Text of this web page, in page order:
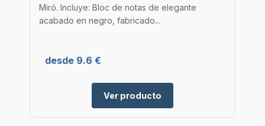
Miró. Incluye: Bloc de notas de elegante
acabado en negro, fabricado...
desde 9.6 €
Ver producto